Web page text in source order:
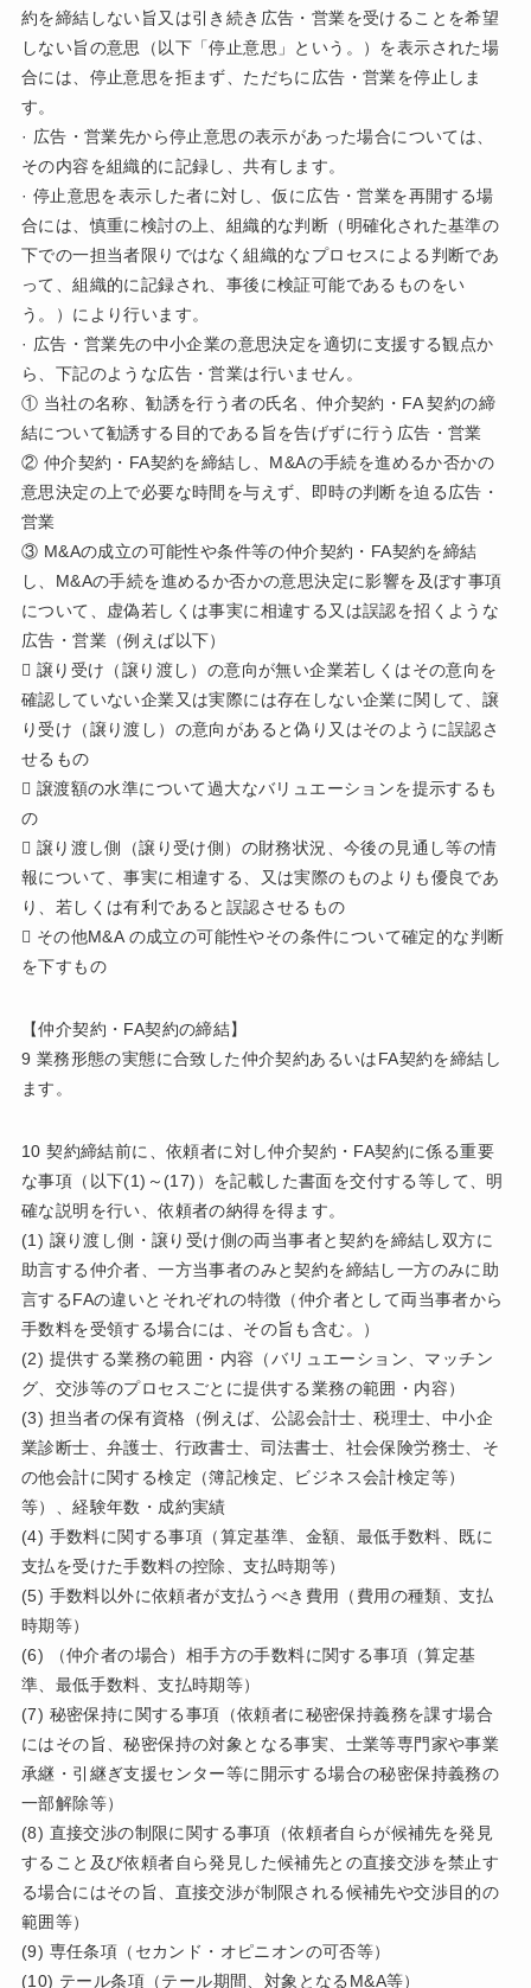
約を締結しない旨又は引き続き広告・営業を受けることを希望
しない旨の意思（以下「停止意思」という。）を表示された場
合には、停止意思を拒まず、ただちに広告・営業を停止しま
す。
· 広告・営業先から停止意思の表示があった場合については、
その内容を組織的に記録し、共有します。
· 停止意思を表示した者に対し、仮に広告・営業を再開する場
合には、慎重に検討の上、組織的な判断（明確化された基準の
下での一担当者限りではなく組織的なプロセスによる判断であ
って、組織的に記録され、事後に検証可能であるものをい
う。）により行います。
· 広告・営業先の中小企業の意思決定を適切に支援する観点か
ら、下記のような広告・営業は行いません。
① 当社の名称、勧誘を行う者の氏名、仲介契約・FA 契約の締
結について勧誘する目的である旨を告げずに行う広告・営業
② 仲介契約・FA契約を締結し、M&Aの手続を進めるか否かの
意思決定の上で必要な時間を与えず、即時の判断を迫る広告・
営業
③ M&Aの成立の可能性や条件等の仲介契約・FA契約を締結
し、M&Aの手続を進めるか否かの意思決定に影響を及ぼす事項
について、虚偽若しくは事実に相違する又は誤認を招くような
広告・営業（例えば以下）
 譲り受け（譲り渡し）の意向が無い企業若しくはその意向を
確認していない企業又は実際には存在しない企業に関して、譲
り受け（譲り渡し）の意向があると偽り又はそのように誤認さ
せるもの
 譲渡額の水準について過大なバリュエーションを提示するも
の
 譲り渡し側（譲り受け側）の財務状況、今後の見通し等の情
報について、事実に相違する、又は実際のものよりも優良であ
り、若しくは有利であると誤認させるもの
 その他M&A の成立の可能性やその条件について確定的な判断
を下すもの
【仲介契約・FA契約の締結】
9 業務形態の実態に合致した仲介契約あるいはFA契約を締結し
ます。
10 契約締結前に、依頼者に対し仲介契約・FA契約に係る重要
な事項（以下(1)～(17)）を記載した書面を交付する等して、明
確な説明を行い、依頼者の納得を得ます。
(1) 譲り渡し側・譲り受け側の両当事者と契約を締結し双方に
助言する仲介者、一方当事者のみと契約を締結し一方のみに助
言するFAの違いとそれぞれの特徴（仲介者として両当事者から
手数料を受領する場合には、その旨も含む。）
(2) 提供する業務の範囲・内容（バリュエーション、マッチン
グ、交渉等のプロセスごとに提供する業務の範囲・内容）
(3) 担当者の保有資格（例えば、公認会計士、税理士、中小企
業診断士、弁護士、行政書士、司法書士、社会保険労務士、そ
の他会計に関する検定（簿記検定、ビジネス会計検定等）
等）、経験年数・成約実績
(4) 手数料に関する事項（算定基準、金額、最低手数料、既に
支払を受けた手数料の控除、支払時期等）
(5) 手数料以外に依頼者が支払うべき費用（費用の種類、支払
時期等）
(6) （仲介者の場合）相手方の手数料に関する事項（算定基
準、最低手数料、支払時期等）
(7) 秘密保持に関する事項（依頼者に秘密保持義務を課す場合
にはその旨、秘密保持の対象となる事実、士業等専門家や事業
承継・引継ぎ支援センター等に開示する場合の秘密保持義務の
一部解除等）
(8) 直接交渉の制限に関する事項（依頼者自らが候補先を発見
すること及び依頼者自ら発見した候補先との直接交渉を禁止す
る場合にはその旨、直接交渉が制限される候補先や交渉目的の
範囲等）
(9) 専任条項（セカンド・オピニオンの可否等）
(10) テール条項（テール期間、対象となるM&A等）